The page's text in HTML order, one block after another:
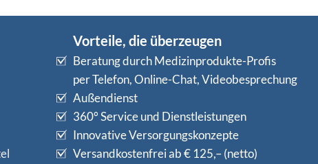
Vorteile, die überzeugen
Beratung durch Medizinprodukte-Profis
per Telefon, Online-Chat, Videobesprechung
Außendienst
360° Service und Dienstleistungen
Innovative Versorgungskonzepte
Versandkostenfrei ab € 125,– (netto)